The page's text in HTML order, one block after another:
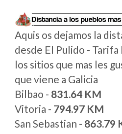
Aquis os dejamos la
desde El Pulido - Tarifa
los sitios que mas les
que viene a Galicia
Bilbao - 831.64 KM
Vitoria - 794.97 KM
San Sebastian - 863.79